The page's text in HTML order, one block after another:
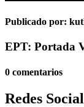
Publicado por:
EPT: Portada
0 comentarios
Redes